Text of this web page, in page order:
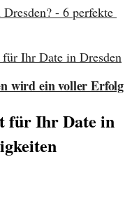
- 6 perfekte
Ihr Date in Dresden
wird ein voller Erfolg
für Ihr Date in